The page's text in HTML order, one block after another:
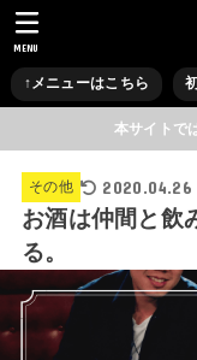
↑メニューはこちら
MENU
本サイトで
その他 2020.04.26
お酒は仲間と飲
る。